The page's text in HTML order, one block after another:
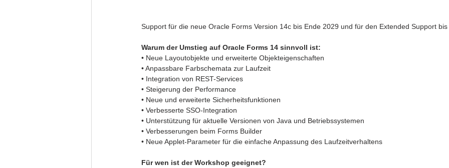
Support für die neue Oracle Forms Version 14c bis Ende 2029 und für den Extended Support
Warum der Umstieg auf Oracle Forms 14 sinnvoll ist:
• Neue Layoutobjekte und erweiterte Objekteigenschaften
• Anpassbare Farbschemata zur Laufzeit
• Integration von REST-Services
• Steigerung der Performance
• Neue und erweiterte Sicherheitsfunktionen
• Verbesserte SSO-Integration
• Unterstützung für aktuelle Versionen von Java und Betriebssystemen
• Verbesserungen beim Forms Builder
• Neue Applet-Parameter für die einfache Anpassung des Laufzeitverhaltens
Für wen ist der Workshop geeignet?